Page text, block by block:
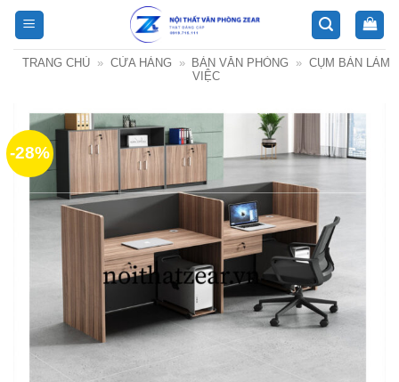
Bỏ
qua
nội
TRANG CHỦ » CỬA HÀNG » BÀN VĂN PHÒNG » CỤM BÀN LÀM
VIỆC
-28%